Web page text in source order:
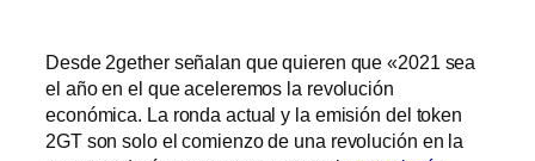
Desde 2gether señalan que quieren que «2021 sea
el año en el que aceleremos la revolución
económica. La ronda actual y la emisión del token
2GT son solo el comienzo de una revolución en la